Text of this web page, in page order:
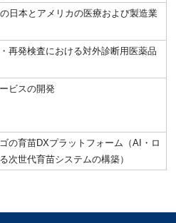
日本とアメリカの医療および製造業
再発検査における対外診断用医薬品
ビスの開発
の育苗DXプラットフォーム（AI・ロ
次世代育苗システムの構築）